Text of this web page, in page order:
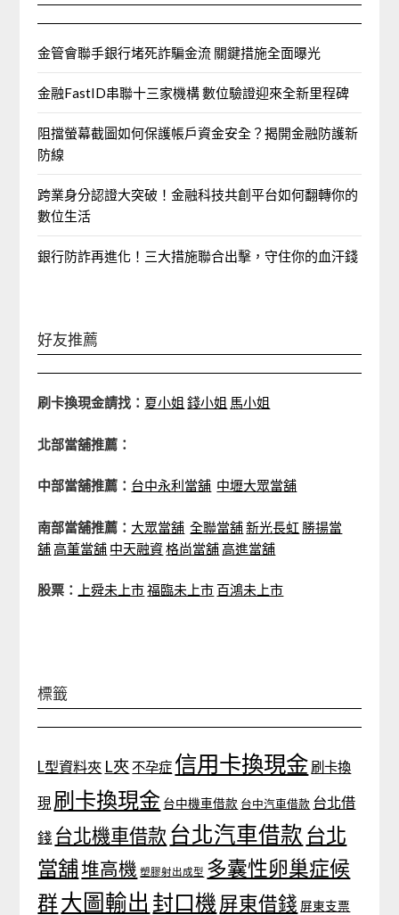
金管會聯手銀行堵死詐騙金流 關鍵措施全面曝光
金融FastID串聯十三家機構 數位驗證迎來全新里程碑
阻擋螢幕截圖如何保護帳戶資金安全？揭開金融防護新
防線
跨業身分認證大突破！金融科技共創平台如何翻轉你的
數位生活
銀行防詐再進化！三大措施聯合出擊，守住你的血汗錢
好友推薦
刷卡換現金請找： 夏小姐 錢小姐 馬小姐
北部當舖推薦：
中部當舖推薦： 台中永利當舖 中壢大眾當舖
南部當舖推薦： 大眾當舖 全聯當舖新光長虹 勝揚當
舖高董當舖 中天融資格尚當舖高進當舖
股票： 上舜未上市福臨未上市 百鴻未上市
標籤
L型資料夾 L夾 不孕症 信用卡換現金 刷卡換
現 刷卡換現金 台中機車借款 台中汽車借款 台北借
錢 台北機車借款 台北汽車借款 台北
當舖堆高機 塑膠射出成型 多囊性卵巢症候
群大圖輸出 封口機 屏東借錢 屏東支票